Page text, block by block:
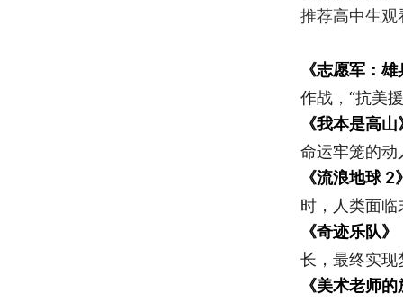
推荐高中生观
《志愿军：
作战，“抗美
《我本是高山
命运牢笼的动
《流浪地球 2
时，人类面临
《奇迹乐队》
长，最终实现
《美术老师